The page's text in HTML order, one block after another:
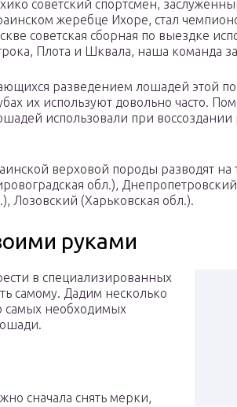
советский спортсмен,
жеребце Ихоре, стал
советская сборная по выездке
Плота и Шквала, наша команда
разведением лошадей этой
их используют довольно часто.
использовали при воссоздании
верховой породы разводят на
обл.),
Лозовский (Харьковская обл.).
руками
в специализированных
самому. Дадим несколько
самых необходимых
сначала снять мерки,